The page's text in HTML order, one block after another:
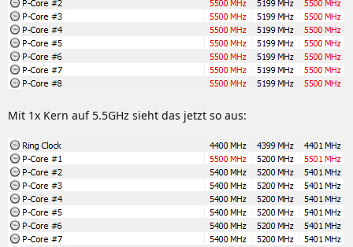
Mit 1x Kern auf 5.5GHz sieht das jetzt so aus: